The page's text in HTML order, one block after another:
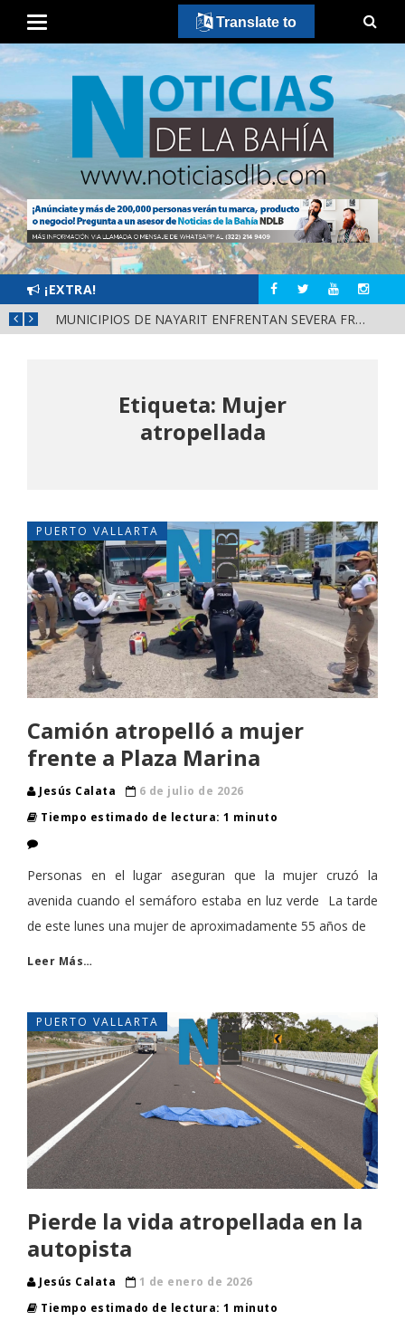
¡EXTRA!
MUNICIPIOS DE NAYARIT ENFRENTAN SEVERA FRAGILIDAD FINANCIERA POR DEUDAS Y NÓMINAS
Etiqueta: Mujer
atropellada
PUERTO VALLARTA
Camión atropelló a mujer
frente a Plaza Marina
Jesús Calata
6 de julio de 2026
Tiempo estimado de lectura: 1 minuto
Personas en el lugar aseguran que la mujer cruzó la
avenida cuando el semáforo estaba en luz verde La tarde
de este lunes una mujer de aproximadamente 55 años de
Leer Más…
PUERTO VALLARTA
Pierde la vida atropellada en la
autopista
Jesús Calata
1 de enero de 2026
Tiempo estimado de lectura: 1 minuto
Translate to